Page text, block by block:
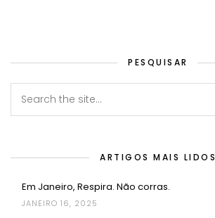
PESQUISAR
ARTIGOS MAIS LIDOS
Em Janeiro, Respira. Não corras.
JANEIRO 16, 2025